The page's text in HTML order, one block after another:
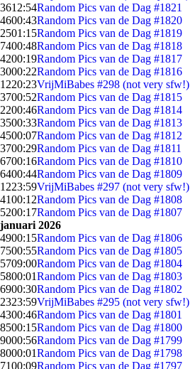
3612:54Random Pics van de Dag #1821
4600:43Random Pics van de Dag #1820
2501:15Random Pics van de Dag #1819
7400:48Random Pics van de Dag #1818
4200:19Random Pics van de Dag #1817
3000:22Random Pics van de Dag #1816
1220:23VrijMiBabes #298 (not very sfw!)
3700:52Random Pics van de Dag #1815
2200:46Random Pics van de Dag #1814
3500:33Random Pics van de Dag #1813
4500:07Random Pics van de Dag #1812
3700:29Random Pics van de Dag #1811
6700:16Random Pics van de Dag #1810
6400:44Random Pics van de Dag #1809
1223:59VrijMiBabes #297 (not very sfw!)
4100:12Random Pics van de Dag #1808
5200:17Random Pics van de Dag #1807
januari 2026
4900:15Random Pics van de Dag #1806
7500:55Random Pics van de Dag #1805
5709:00Random Pics van de Dag #1804
5800:01Random Pics van de Dag #1803
6900:30Random Pics van de Dag #1802
2323:59VrijMiBabes #295 (not very sfw!)
4300:46Random Pics van de Dag #1801
8500:15Random Pics van de Dag #1800
9000:56Random Pics van de Dag #1799
8000:01Random Pics van de Dag #1798
7100:09Random Pics van de Dag #1797